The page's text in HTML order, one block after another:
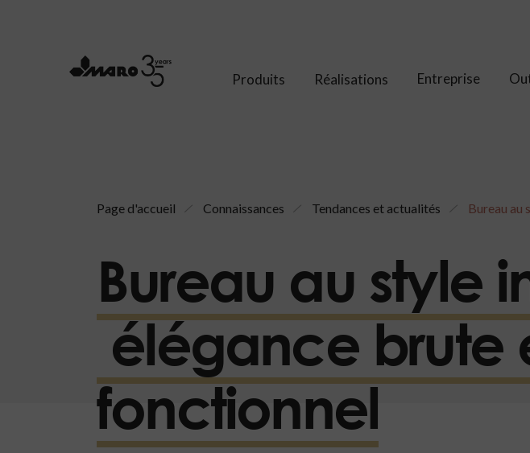
Produits Réalisations Entreprise
Page d'accueil Connaissances Tendances et actualités Bureau au
Bureau au style
élégance brute
fonctionnel